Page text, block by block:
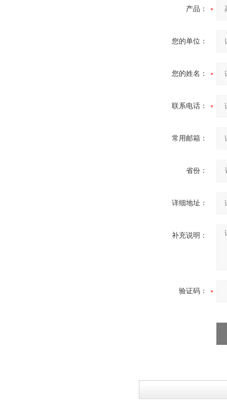
产品：
您的单位：
您的姓名：
联系电话：
常用邮箱：
省份：
详细地址：
补充说明：
验证码：